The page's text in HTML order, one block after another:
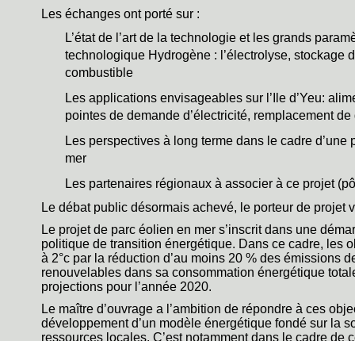
Les échanges ont porté sur :
L’état de l’art de la technologie et les grands
technologique Hydrogène : l’électrolyse, stockage
combustible
Les applications envisageables sur l’Ile d’Yeu:
pointes de demande d’électricité, remplacement
Les perspectives à long terme dans le cadre
mer
Les partenaires régionaux à associer à ce projet
Le débat public désormais achevé, le porteur de projet
Le projet de parc éolien en mer s’inscrit dans une
politique de transition énergétique. Dans ce cadre, les
à 2°c par la réduction d’au moins 20 % des émissions
renouvelables dans sa consommation énergétique
projections pour l’année 2020.
Le maître d’ouvrage a l’ambition de répondre à ces
développement d’un modèle énergétique fondé sur la
ressources locales. C’est notamment dans le cadre